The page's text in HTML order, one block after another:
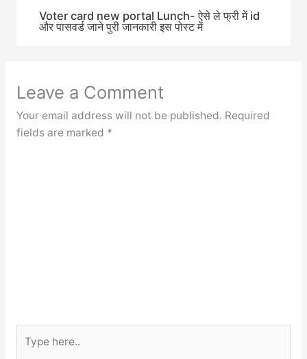
Voter card new portal Lunch- ऐसे ले फ्री में id
और पासवर्ड जाने पुरी जानकारी इस पोस्ट में
Leave a Comment
Your email address will not be published. Required
fields are marked *
here..